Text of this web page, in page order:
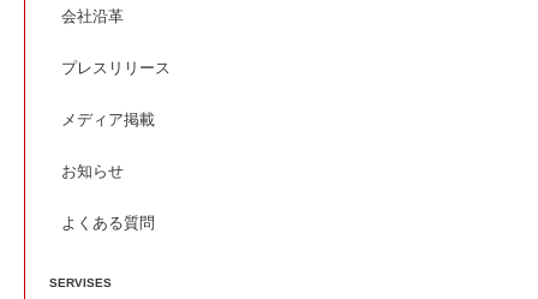
会社沿革
プレスリリース
メディア掲載
お知らせ
よくある質問
SERVISES